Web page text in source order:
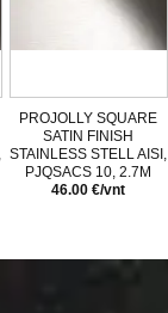
PROJOLLY SQUARE
SATIN FINISH
STAINLESS STELL AISI,
PJQSACS 10, 2.7M
46.00 €/vnt